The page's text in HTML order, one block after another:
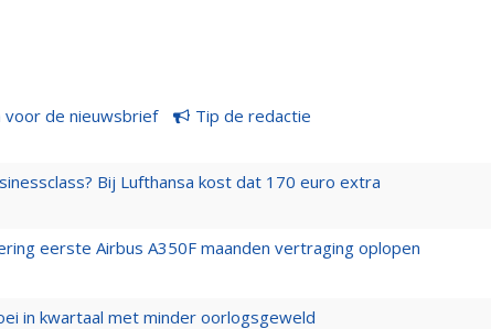
voor de nieuwsbrief Tip de redactie
Bij Lufthansa kost dat 170 euro extra
eerste Airbus A350F maanden vertraging oplopen
in kwartaal met minder oorlogsgeweld